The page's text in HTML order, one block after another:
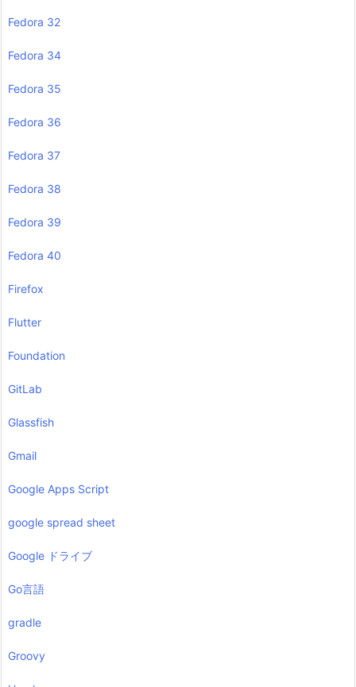
Fedora 32
Fedora 34
Fedora 35
Fedora 36
Fedora 37
Fedora 38
Fedora 39
Fedora 40
Firefox
Flutter
Foundation
GitLab
Glassfish
Gmail
Google Apps Script
google spread sheet
Google ドライブ
Go言語
gradle
Groovy